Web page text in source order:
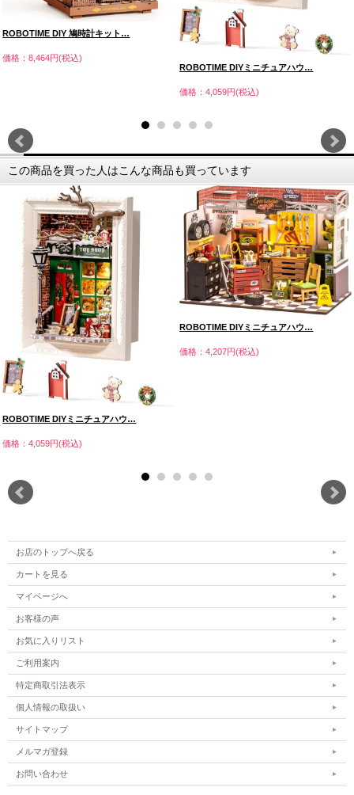
ROBOTIME DIY 鳩時計キット…
価格：8,464円(税込)
ROBOTIME DIYミニチュアハウ…
価格：4,059円(税込)
この商品を買った人はこんな商品も買っています
ROBOTIME DIYミニチュアハウ…
価格：4,059円(税込)
ROBOTIME DIYミニチュアハウ…
価格：4,207円(税込)
お店のトップへ戻る
カートを見る
マイページへ
お客様の声
お気に入りリスト
ご利用案内
特定商取引法表示
個人情報の取扱い
サイトマップ
メルマガ登録
お問い合わせ